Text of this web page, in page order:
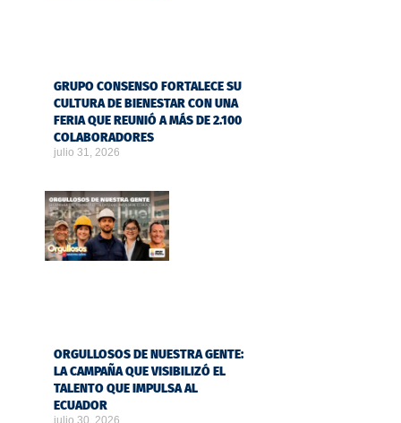
GRUPO CONSENSO FORTALECE SU
CULTURA DE BIENESTAR CON UNA
FERIA QUE REUNIÓ A MÁS DE 2.100
COLABORADORES
julio 31, 2026
ORGULLOSOS DE NUESTRA GENTE:
LA CAMPAÑA QUE VISIBILIZÓ EL
TALENTO QUE IMPULSA AL
ECUADOR
julio 30, 2026